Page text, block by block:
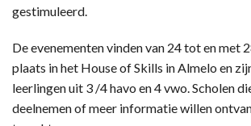
gestimuleerd.
De evenementen vinden van 24 tot en met
plaats in het House of Skills in Almelo en
leerlingen uit 3 /4 havo en 4 vwo. Scholen
deelnemen of meer informatie willen